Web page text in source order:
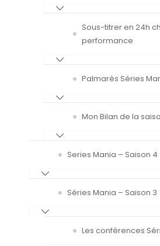
Sous-titrer en 24h
performance
Palmarès Séries
Mon Bilan de la
Series Mania – Saison 4
Séries Mania – Saison 3
Les conférences